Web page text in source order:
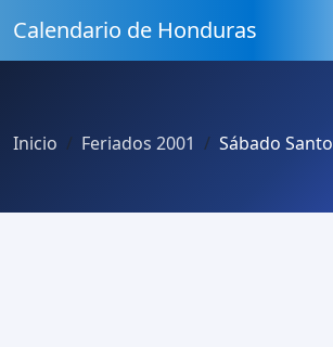
Calendario de Honduras
Inicio Feriados 2001 Sábado Santo